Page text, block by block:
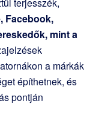
terjesszék,
Facebook,
mint a
a márkák
építhetnek, és
pontján